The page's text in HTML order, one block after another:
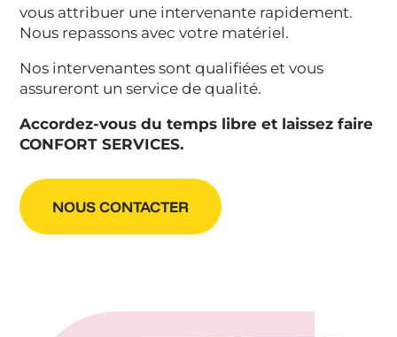
vous attribuer une intervenante rapidement.
Nous repassons avec votre matériel.
Nos intervenantes sont qualifiées et vous
assureront un service de qualité.
Accordez-vous du temps libre et laissez faire
CONFORT SERVICES.
NOUS CONTACTER